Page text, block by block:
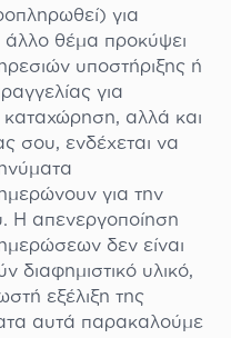
για
άλλο θέμα προκύψει
υποστήριξης ή
για
καταχώρηση, αλλά και
σου, ενδέχεται να
για την
Η απενεργοποίηση
δεν είναι
διαφημιστικό υλικό,
εξέλιξη της
αυτά παρακαλούμε